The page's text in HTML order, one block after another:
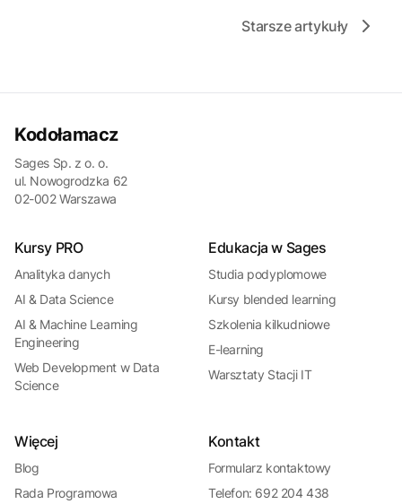
Starsze artykuły
Kodołamacz
Sages Sp. z o. o.
ul. Nowogrodzka 62
02-002 Warszawa
Kursy PRO
Analityka danych
AI & Data Science
AI & Machine Learning
Engineering
Web Development w Data
Science
Edukacja w Sages
Studia podyplomowe
Kursy blended learning
Szkolenia kilkudniowe
E-learning
Warsztaty Stacji IT
Więcej
Blog
Rada Programowa
Kontakt
Formularz kontaktowy
Telefon: 692 204 438